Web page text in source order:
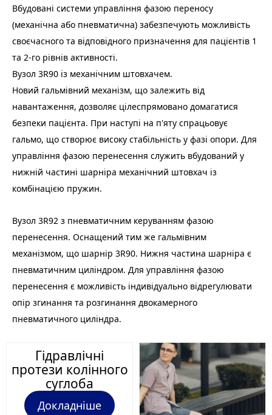
Вбудовані системи управління фазою переносу
(механічна або пневматична) забезпечують можливість
своєчасного та відповідного призначення для пацієнтів 1
та 2-го рівнів активності.
Вузол 3R90 із механічним штовхачем.
Новий гальмівний механізм, що залежить від
навантаження, дозволяє цілеспрямовано домагатися
безпеки пацієнта. При наступі на п'яту спрацьовує
гальмо, що створює високу стабільність у фазі опори. Для
управління фазою перенесення служить вбудований у
нижній частині шарніра механічний штовхач із
комбінацією пружин.
Вузол 3R92 з пневматичним керуванням фазою
перенесення. Оснащений тим же гальмівним
механізмом, що шарнір 3R90. Нижня частина шарніра є
пневматичним циліндром. Для управління фазою
перенесення є можливість індивідуально відрегулювати
опір згинання та розгинання двокамерного
пневматичного циліндра.
Гідравлічні
протези колінного
суглоба
Докладніше